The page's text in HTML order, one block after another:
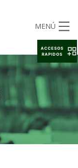
MENÚ
ACCESOS
RAPIDOS